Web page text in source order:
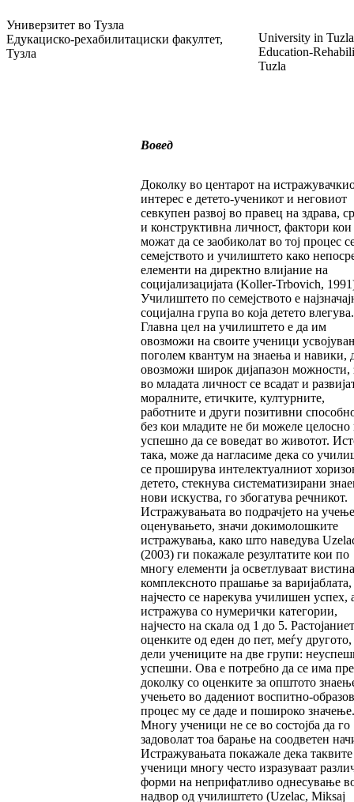
Универзитет во Тузла
Едукациско-рехабилитациски факултет,
Тузла
University in Tuzla
Education-
Tuzla
Вовед
Доколку во центарот на
интерес е детето-ученикот и неговиот
севкупен развој во правец на здрава,
и конструктивна личност, фактори кои
можат да се заобиколат во тој процес
семејството и училиштето како
елементи на директно влијание на
социјализацијата (Koller-Trbovich,
Училиштето по семејството е
социјална група во која детето влегува.
Главна цел на училиштето е да им
овозможи на своите ученици
поголем квантум на знаења и навики,
овозможи широк дијапазон можности,
во младата личност се всадат и
моралните, етичките, културните,
работните и други позитивни
без кои младите не би можеле целосно
успешно да се воведат во животот.
така, може да нагласиме дека со
се проширува интелектуалниот
детето, стекнува систематизирани
нови искуства, го збогатува речникот.
Истражувањата во подрачјето на
оценувањето, значи докимолошките
истражувања, како што наведува
(2003) ги покажале резултатите кои по
многу елементи ја осветлуваат
комплексното прашање за варијаблата,
најчесто се нарекува училишен успех,
истражува со нумерички категории,
најчесто на скала од 1 до 5.
оценките од еден до пет, меѓу
дели учениците на две групи:
успешни. Ова е потребно да се има
доколку со оценките за општото
учењето во дадениот воспитно-
процес му се даде и пошироко значење.
Многу ученици не се во состојба да го
задоволат тоа барање на соодветен
Истражувањата покажале дека таквите
ученици многу често изразуваат
форми на неприфатливо однесување
надвор од училиштето (Uzelac, Miksaj